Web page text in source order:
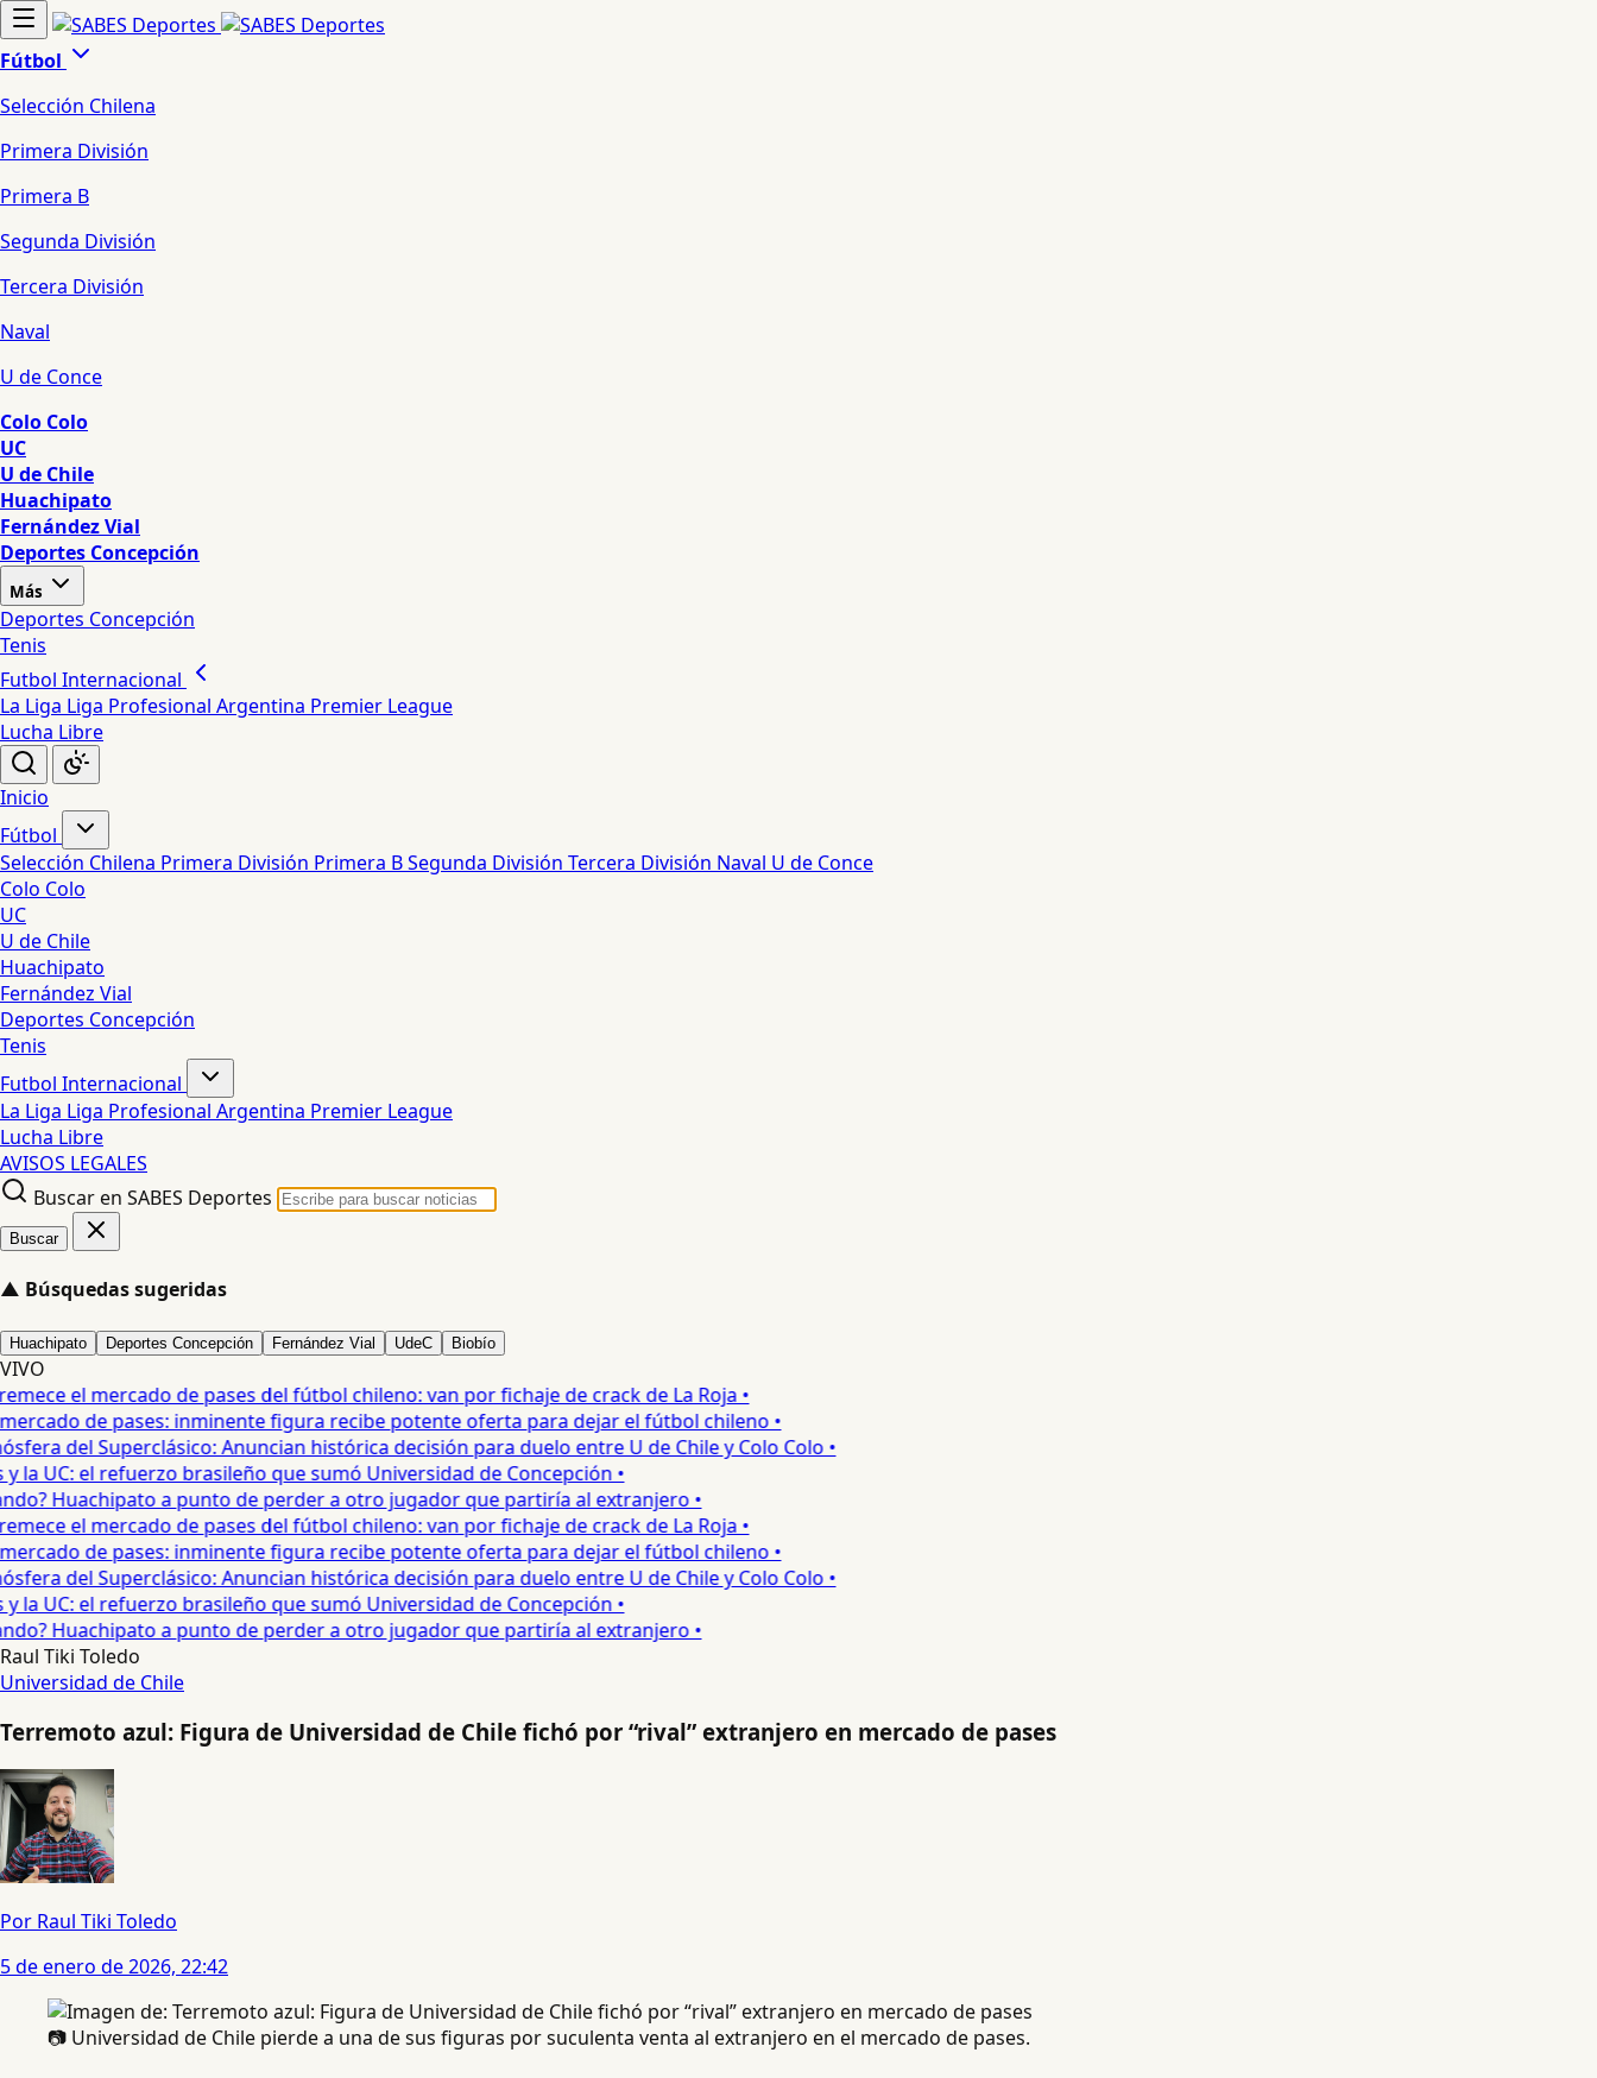
Fútbol
Selección Chilena
Primera División
Primera B
Segunda División
Tercera División
Naval
U de Conce
Colo Colo
UC
U de Chile
Huachipato
Fernández Vial
Deportes Concepción
Más
Deportes Concepción
Tenis
Futbol Internacional
La Liga Liga Profesional Argentina Premier League
Lucha Libre
Inicio
Fútbol
Selección Chilena Primera División Primera BSegunda División Tercera División Naval U de Conce
Colo Colo
UC
U de Chile
Huachipato
Fernández Vial
Deportes Concepción
Tenis
Futbol Internacional
La Liga Liga Profesional Argentina Premier League
Lucha Libre
AVISOS LEGALES
Buscar en SABES Deportes
Buscar
▲ Búsquedas sugeridas
Huachipato Deportes Concepción Fernández Vial UdeC Biobío
VIVO
el mercado de pases del fútbol chileno: van por fichaje de crack de La Roja •
de pases: inminente figura recibe potente oferta para dejar el fútbol chileno •
del Superclásico: Anuncian histórica decisión para duelo entre U de Chile y Colo Colo •
UC: el refuerzo brasileño que sumó Universidad de Concepción •
Huachipato a punto de perder a otro jugador que partiría al extranjero •
el mercado de pases del fútbol chileno: van por fichaje de crack de La Roja •
de pases: inminente figura recibe potente oferta para dejar el fútbol chileno •
del Superclásico: Anuncian histórica decisión para duelo entre U de Chile y Colo Colo •
UC: el refuerzo brasileño que sumó Universidad de Concepción •
Huachipato a punto de perder a otro jugador que partiría al extranjero •
Raul Tiki Toledo
Universidad de Chile
Terremoto azul: Figura de Universidad de Chile fichó por “rival” extranjero en mercado de pases
Por Raul Tiki Toledo
5 de enero de 2026, 22:42
📷 Universidad de Chile pierde a una de sus figuras por suculenta venta al extranjero en el mercado de pases.